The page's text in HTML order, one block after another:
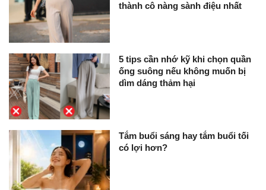
thành cô nàng sành điệu nhất
5 tips cần nhớ kỹ khi chọn quần
ống suông nếu không muốn bị
dìm dáng thảm hại
Tắm buổi sáng hay tắm buổi tối
có lợi hơn?